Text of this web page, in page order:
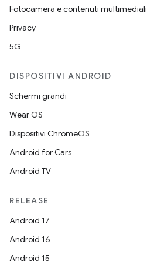
Fotocamera e contenuti multimediali
Privacy
5G
DISPOSITIVI ANDROID
Schermi grandi
Wear OS
Dispositivi ChromeOS
Android for Cars
Android TV
RELEASE
Android 17
Android 16
Android 15